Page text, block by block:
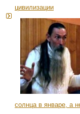
цивилизации
солнца в январе, а